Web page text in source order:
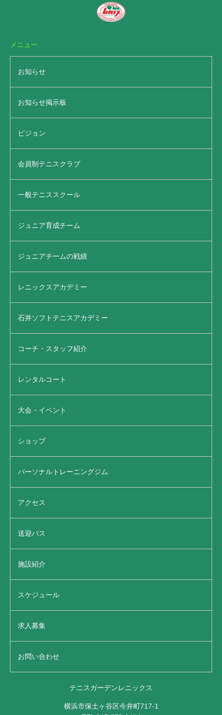
メニュー
お知らせ
お知らせ掲示板
ビジョン
会員制テニスクラブ
一般テニススクール
ジュニア育成チーム
ジュニアチームの戦績
レニックスアカデミー
石井ソフトテニスアカデミー
コーチ・スタッフ紹介
レンタルコート
大会・イベント
ショップ
パーソナルトレーニングジム
アクセス
送迎バス
施設紹介
スケジュール
求人募集
お問い合わせ
テニスガーデンレニックス
横浜市保土ヶ谷区今井町717-1